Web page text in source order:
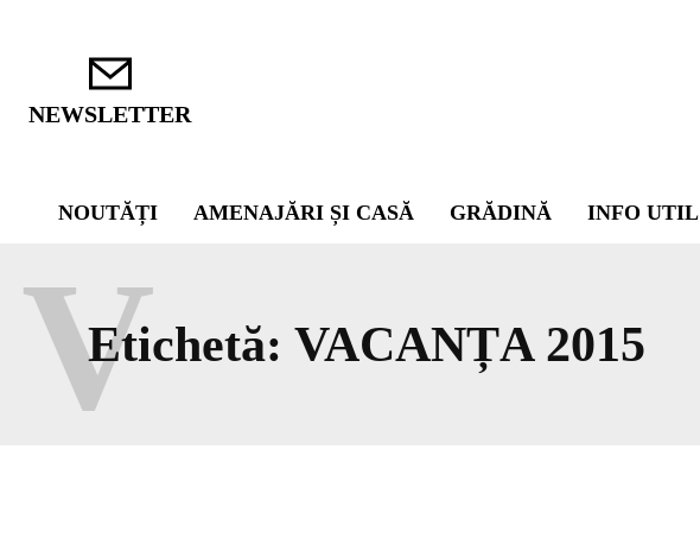
NEWSLETTER
NOUTĂȚI AMENAJĂRI ȘI CASĂ GRĂDINĂ INFO UTIL
Etichetă: VACANȚA 2015
V